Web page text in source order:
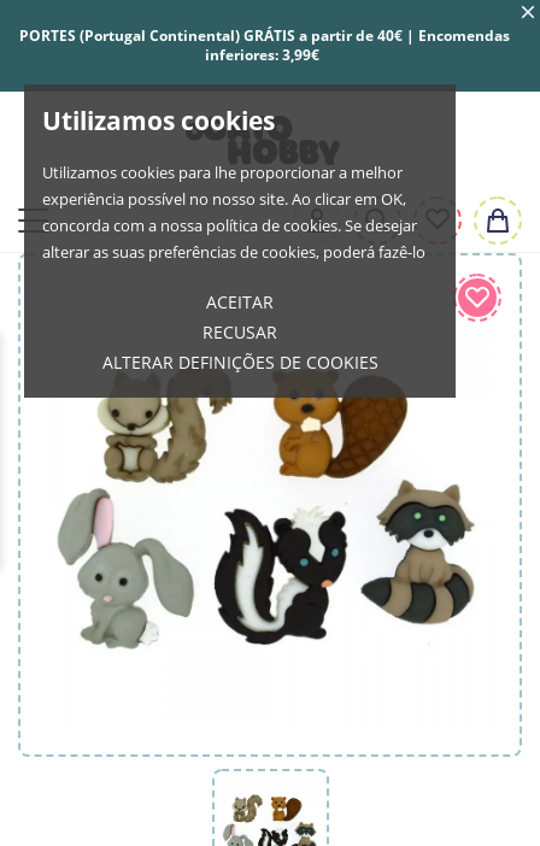
Utilizamos cookies
Utilizamos cookies para lhe proporcionar a melhor
experiência possível no nosso site. Ao clicar em OK,
concorda com a nossa política de cookies. Se desejar
alterar as suas preferências de cookies, poderá fazê-lo
ACEITAR
RECUSAR
ALTERAR DEFINIÇÕES DE COOKIES
PORTES (Portugal Continental) GRÁTIS a partir de 40€ | Encomendas
inferiores: 3,99€